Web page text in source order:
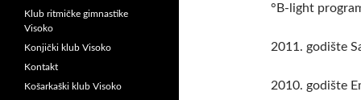
°B-light
2011. godište
2010. godište
Klub ritmičke gimnastike
Visoko
Konjički klub Visoko
Kontakt
Košarkaški klub Visoko